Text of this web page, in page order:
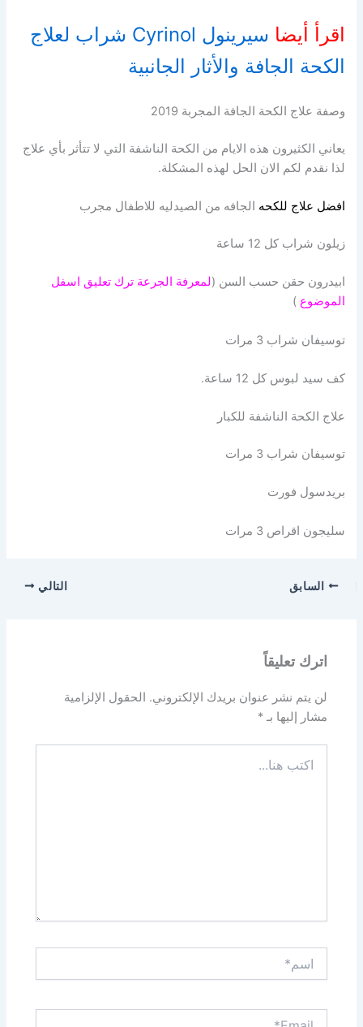
اقرأ أيضا
سيرينول Cyrinol شراب لعلاج
الكحة الجافة والأثار الجانبية
وصفة علاج الكحة الجافة المجربة 2019
يعاني الكثيرون هذه الايام من الكحة الناشفة التي لا تتأثر بأي علاج
لذا نقدم لكم الان الحل لهذه المشكلة.
افضل علاج للكحه الجافه من الصيدليه للاطفال مجرب
زيلون شراب كل 12 ساعة
ابيدرون حقن حسب السن (لمعرفة الجرعة ترك تعليق اسفل
الموضوع )
توسيفان شراب 3 مرات
كف سيد لبوس كل 12 ساعة.
علاج الكحة الناشفة للكبار
توسيفان شراب 3 مرات
بريدسول فورت
سليجون اقراص 3 مرات
السابق التالي
اترك تعليقاً
لن يتم نشر عنوان بريدك الإلكتروني.
الحقول الإلزامية
مشار إليها بـ*
هنا...